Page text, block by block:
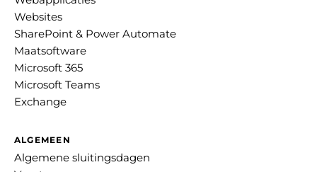
Websites
SharePoint & Power Automate
Maatsoftware
Microsoft 365
Microsoft Teams
Exchange
ALGEMEEN
Algemene sluitingsdagen